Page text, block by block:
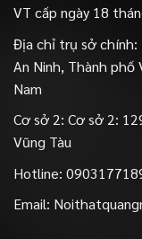
VT cấp ngày 18
Địa chỉ trụ sở chính:
An Ninh, Thành phố
Nam
Cơ sở 2: Cơ sở 2:
Vũng Tàu
Hotline:
Email: